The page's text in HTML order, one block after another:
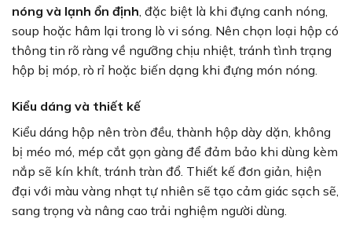
nóng và lạnh ổn định , đặc biệt là khi đựng canh nóng,
soup hoặc hâm lại trong lò vi sóng. Nên chọn loại hộp có
thông tin rõ ràng về ngưỡng chịu nhiệt, tránh tình trạng
hộp bị móp, rò rỉ hoặc biến dạng khi đựng món nóng.
Kiểu dáng và thiết kế
Kiểu dáng hộp nên tròn đều, thành hộp dày dặn, không
bị méo mó, mép cắt gọn gàng để đảm bảo khi dùng kèm
nắp sẽ kín khít, tránh tràn đổ. Thiết kế đơn giản, hiện
đại với màu vàng nhạt tự nhiên sẽ tạo cảm giác sạch sẽ,
sang trọng và nâng cao trải nghiệm người dùng.